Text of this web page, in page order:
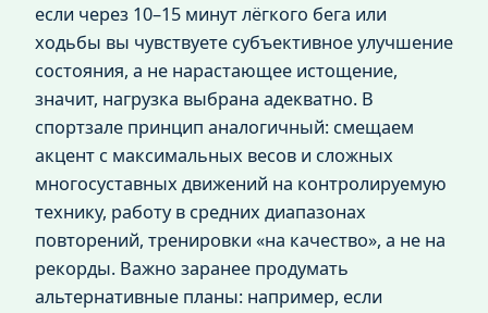
если через 10–15 минут лёгкого бега или
ходьбы вы чувствуете субъективное улучшение
состояния, а не нарастающее истощение,
значит, нагрузка выбрана адекватно. В
спортзале принцип аналогичный: смещаем
акцент с максимальных весов и сложных
многосуставных движений на контролируемую
технику, работу в средних диапазонах
повторений, тренировки «на качество», а не на
рекорды. Важно заранее продумать
альтернативные планы: например, если